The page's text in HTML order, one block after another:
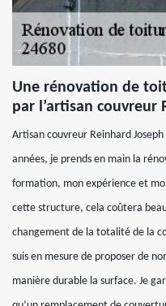
Une rénovation de
par l’artisan couvreur
Artisan couvreur Reinhard
années, je prends en main la
formation, mon expérience et
cette structure, cela coûtera
changement de la totalité de la
suis en mesure de proposer de
manière durable la surface. Je